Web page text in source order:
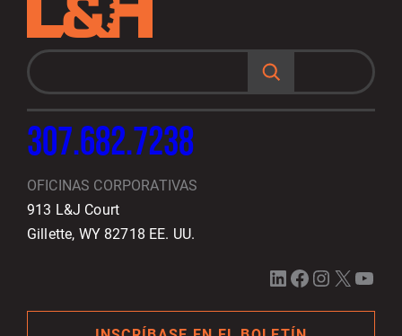
u
a
307.682.7238
OFICINAS CORPORATIVAS
913 L&J Court
Gillette, WY 82718 EE. UU.
LinkedIn Facebook Instagram X YouTube